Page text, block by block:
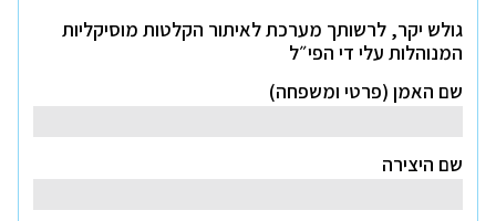
גולש יקר, לרשותך מערכת לאיתור הקלטות מוסיקליות
המנוהלות עלי די הפי״ל
שם האמן (פרטי ומשפחה)
שם היצירה